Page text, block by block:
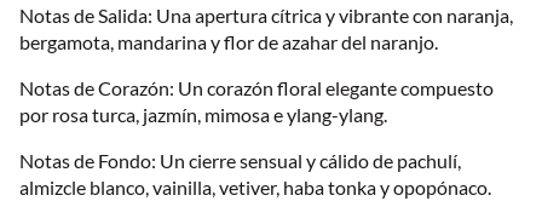
Notas de Salida: Una apertura cítrica y vibrante con naranja,
bergamota, mandarina y flor de azahar del naranjo.
Notas de Corazón: Un corazón floral elegante compuesto
por rosa turca, jazmín, mimosa e ylang-ylang.
Notas de Fondo: Un cierre sensual y cálido de pachulí,
almizcle blanco, vainilla, vetiver, haba tonka y opopónaco.